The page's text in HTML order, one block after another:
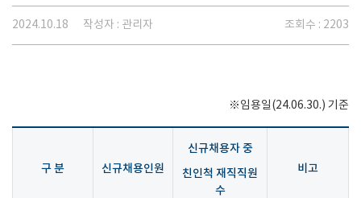
2024.10.18 작성자 : 관리자 조회수 : 2203
※임용일(24.06.30.) 기준
구 분 신규채용인원
신규채용자 중
친인척 재직직원
수
비고